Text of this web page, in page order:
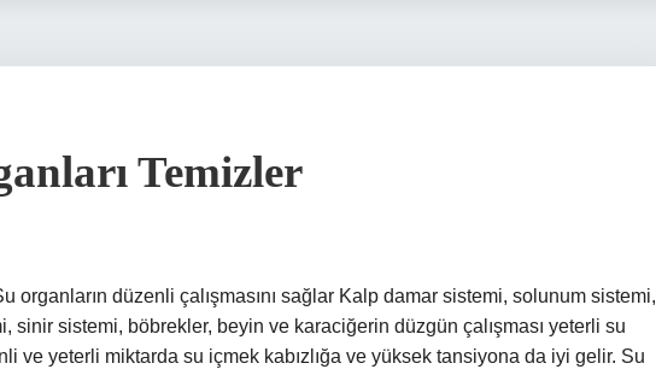
Temizler
organların düzenli çalışmasını sağlar Kalp damar sistemi, solunum sistemi,
sinir sistemi, böbrekler, beyin ve karaciğerin düzgün çalışması yeterli su
ve yeterli miktarda su içmek kabızlığa ve yüksek tansiyona da iyi gelir. Su